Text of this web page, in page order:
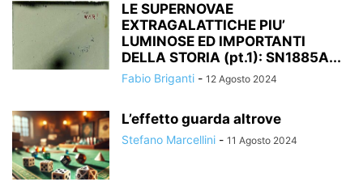
LE SUPERNOVAE
EXTRAGALATTICHE PIU’
LUMINOSE ED IMPORTANTI
DELLA STORIA (pt.1): SN1885A...
Fabio Briganti - 12 Agosto 2024
L’effetto guarda altrove
Stefano Marcellini - 11 Agosto 2024